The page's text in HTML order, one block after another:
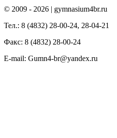
© 2009 - 2026 | gymnasium4br.ru
Тел.: 8 (4832) 28-00-24, 28-04-21
Факс: 8 (4832) 28-00-24
E-mail: Gumn4-br@yandex.ru